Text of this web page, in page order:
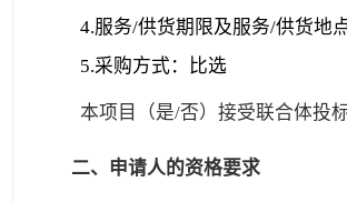
4.服务/供货期限及服务/供货地
5.采购方式：比选
本项目（是/否）接受联合体投
二、申请人的资格要求